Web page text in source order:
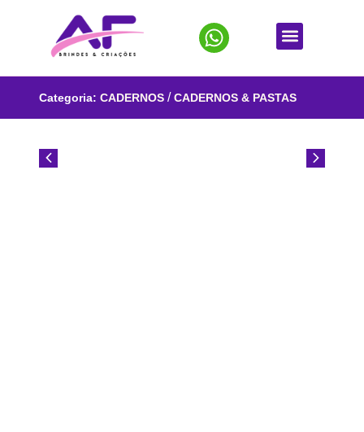
Categoria: CADERNOS /CADERNOS & PASTAS